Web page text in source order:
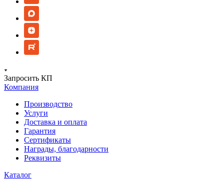
Запросить КП
Компания
Производство
Услуги
Доставка и оплата
Гарантия
Сертификаты
Награды, благодарности
Реквизиты
Каталог